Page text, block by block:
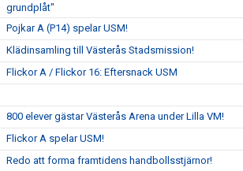
grundplåt"
Pojkar A (P14) spelar USM!
Klädinsamling till Västerås Stadsmission!
Flickor A / Flickor 16: Eftersnack USM
800 elever gästar Västerås Arena under Lilla VM!
Flickor A spelar USM!
Redo att forma framtidens handbollsstjärnor!